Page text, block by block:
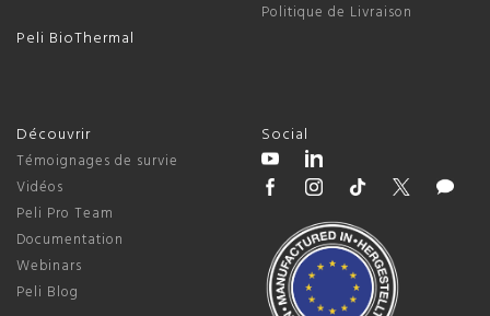
Peli BioThermal
Politique de Livraison
Découvrir
Témoignages de survie
Vidéos
Peli Pro Team
Documentation
Webinars
Peli Blog
Social